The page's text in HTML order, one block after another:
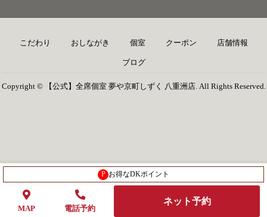
こだわり おしながき 個室 クーポン 店舗情報
ブログ
Copyright © 【公式】全席個室 夢や京町しずく 八重洲店. All Rights Reserved.
P お得なDKポイント
MAP 電話予約
ネット予約